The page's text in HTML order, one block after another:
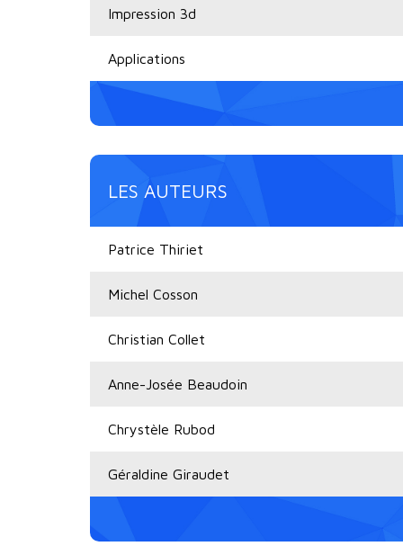
Impression 3d
Applications
LES AUTEURS
Patrice Thiriet
Michel Cosson
Christian Collet
Anne-Josée Beaudoin
Chrystèle Rubod
Géraldine Giraudet